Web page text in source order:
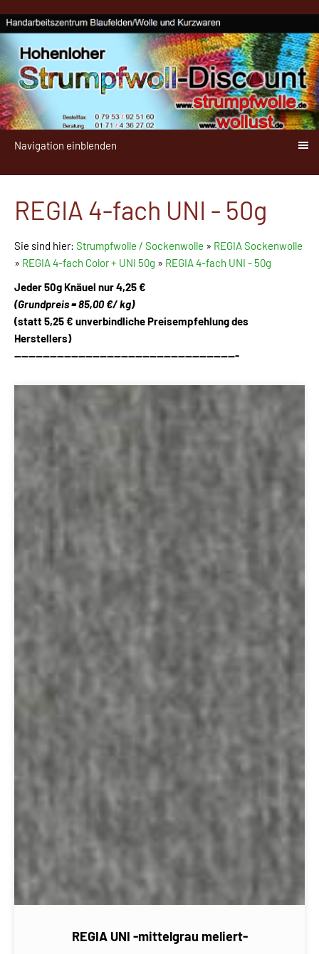
Navigation einblenden
REGIA 4-fach UNI - 50g
Sie sind hier: Strumpfwolle / Sockenwolle » REGIA Sockenwolle
» REGIA 4-fach Color + UNI 50g » REGIA 4-fach UNI - 50g
Jeder 50g Knäuel nur 4,25 €
(Grundpreis = 85,00 €/ kg)
(statt5,25 € unverbindliche Preisempfehlung des
Herstellers)
---------------------------------------------------------------
REGIA UNI -mittelgrau meliert-